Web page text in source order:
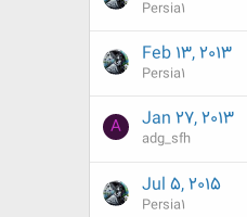
Persia1
Feb 13, 2013
Persia1
Jan 27, 2013
adg_sfh
A
Jul 5, 2015
Persia1